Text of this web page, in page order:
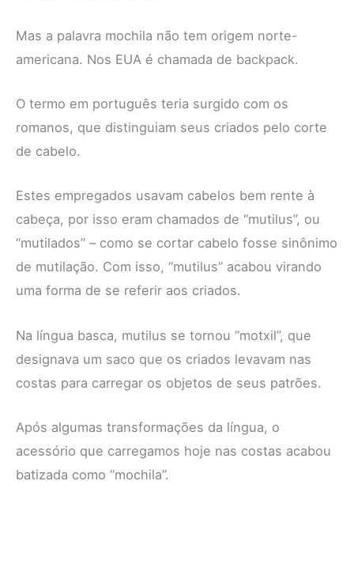
Mas a palavra mochila não tem origem norte-
americana. Nos EUA é chamada de backpack.
O termo em português teria surgido com os
romanos, que distinguiam seus criados pelo corte
de cabelo.
Estes empregados usavam cabelos bem rente à
cabeça, por isso eram chamados de “mutilus”, ou
“mutilados” – como se cortar cabelo fosse sinônimo
de mutilação. Com isso, “mutilus” acabou virando
uma forma de se referir aos criados.
Na língua basca, mutilus se tornou “motxil”, que
designava um saco que os criados levavam nas
costas para carregar os objetos de seus patrões.
Após algumas transformações da língua, o
acessório que carregamos hoje nas costas acabou
batizada como “mochila”.